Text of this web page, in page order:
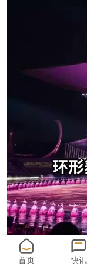
首页 快讯